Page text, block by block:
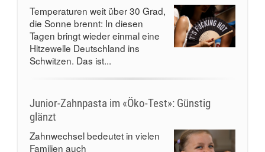
Temperaturen weit über 30 Grad,
die Sonne brennt: In diesen
Tagen bringt wieder einmal eine
Hitzewelle Deutschland ins
Schwitzen. Das ist...
Junior-Zahnpasta im «Öko-Test»: Günstig
glänzt
Zahnwechsel bedeutet in vielen
Familien auch